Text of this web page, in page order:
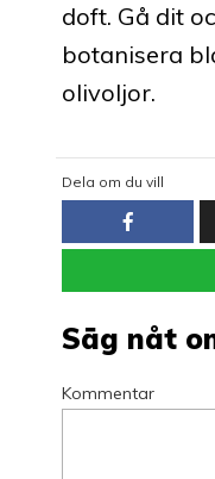
doft. Gå dit
botanisera
olivoljor.
Dela om du vill
Säg nåt
Kommentar